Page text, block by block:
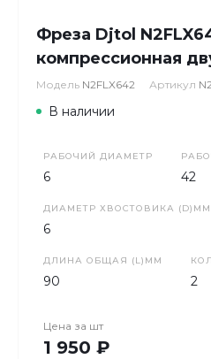
Фреза Djtol
компрессионная
Модель N2FLX642 Артикул
В наличии
РАБОЧИЙ ДИАМЕТР
6 42
ДИАМЕТР ХВОСТОВИКА (D)ММ
6
ДЛИНА ОБЩАЯ (L)ММ
90 2
Цена за шт
1 950 ₽